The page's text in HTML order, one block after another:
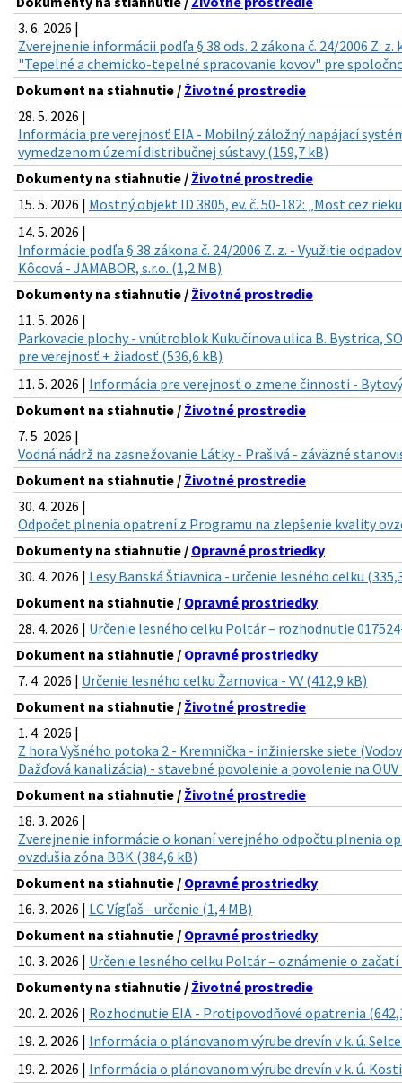
3. 6. 2026 |
Zverejnenie informácii podľa § 38 ods. 2 zákona č. 24/2006 Z.
"Tepelné a chemicko-tepelné spracovanie kovov" pre
Dokument na stiahnutie / Životné prostredie
28. 5. 2026 |
Informácia pre verejnosť EIA - Mobilný záložný napájací
vymedzenom území distribučnej sústavy (159,7 kB)
Dokumenty na stiahnutie / Životné prostredie
15. 5. 2026 | Mostný objekt ID 3805, ev. č. 50-182: „Most cez
14. 5. 2026 |
Informácie podľa § 38 zákona č. 24/2006 Z. z. - Využitie
Kôcová - JAMABOR, s.r.o. (1,2 MB)
Dokumenty na stiahnutie / Životné prostredie
11. 5. 2026 |
Parkovacie plochy - vnútroblok Kukučínova ulica B. Bystrica,
pre verejnosť + žiadosť (536,6 kB)
11. 5. 2026 | Informácia pre verejnosť o zmene činnosti - Bytový
Dokument na stiahnutie / Životné prostredie
7. 5. 2026 |
Vodná nádrž na zasnežovanie Látky - Prašivá - záväzné
Dokument na stiahnutie / Životné prostredie
30. 4. 2026 |
Odpočet plnenia opatrení z Programu na zlepšenie kvality
Dokumenty na stiahnutie / Opravné prostriedky
30. 4. 2026 | Lesy Banská Štiavnica - určenie lesného celku
Dokument na stiahnutie / Opravné prostriedky
28. 4. 2026 | Určenie lesného celku Poltár – rozhodnutie
Dokument na stiahnutie / Opravné prostriedky
7. 4. 2026 | Určenie lesného celku Žarnovica - VV (412,9 kB)
Dokument na stiahnutie / Životné prostredie
1. 4. 2026 |
Z hora Vyšného potoka 2 - Kremnička - inžinierske siete
Dažďová kanalizácia) - stavebné povolenie a povolenie na OUV
Dokument na stiahnutie / Životné prostredie
18. 3. 2026 |
Zverejnenie informácie o konaní verejného odpočtu plnenia
ovzdušia zóna BBK (384,6 kB)
Dokument na stiahnutie / Opravné prostriedky
16. 3. 2026 | LC Vígľaš - určenie (1,4 MB)
Dokument na stiahnutie / Opravné prostriedky
10. 3. 2026 | Určenie lesného celku Poltár – oznámenie o začatí
Dokumenty na stiahnutie / Životné prostredie
20. 2. 2026 | Rozhodnutie EIA - Protipovodňové opatrenia
19. 2. 2026 | Informácia o plánovanom výrube drevín v k. ú.
19. 2. 2026 | Informácia o plánovanom výrube drevín v k. ú.